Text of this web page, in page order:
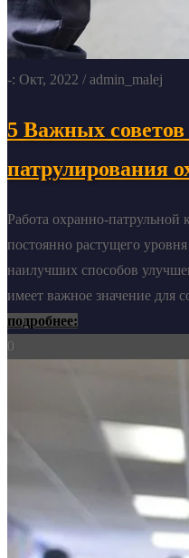
-: Окт, 2022 / admin_malej
5 Важных
патрулирования
Работа охранно-патрульной
постоянно растущего
наилучших способов
имеет важное значение для
подробнее:
0